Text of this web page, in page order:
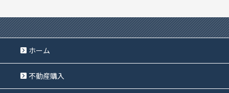
ホーム
不動産購入